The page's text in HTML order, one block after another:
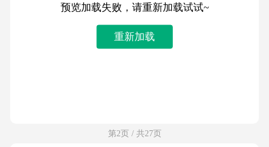
预览加载失败，请重新加载试试~
重新加载
第2页 / 共27页